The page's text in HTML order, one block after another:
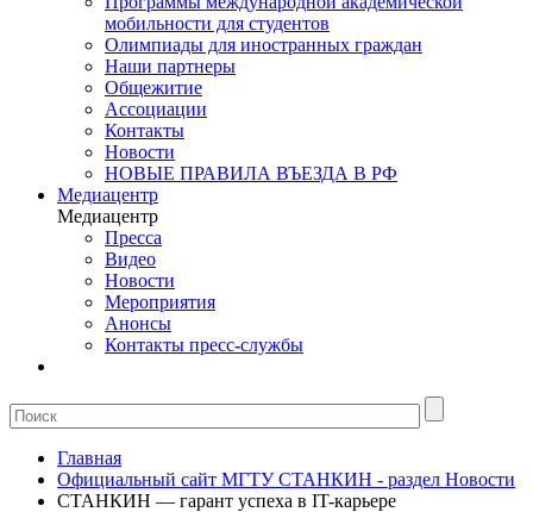
мобильности для студентов
Олимпиады для иностранных граждан
Наши партнеры
Общежитие
Ассоциации
Контакты
Новости
НОВЫЕ ПРАВИЛА ВЪЕЗДА В РФ
Медиацентр
Медиацентр
Пресса
Видео
Новости
Мероприятия
Анонсы
Контакты пресс-службы
Главная
Официальный сайт МГТУ СТАНКИН - раздел Новости
СТАНКИН — гарант успеха в IT-карьере